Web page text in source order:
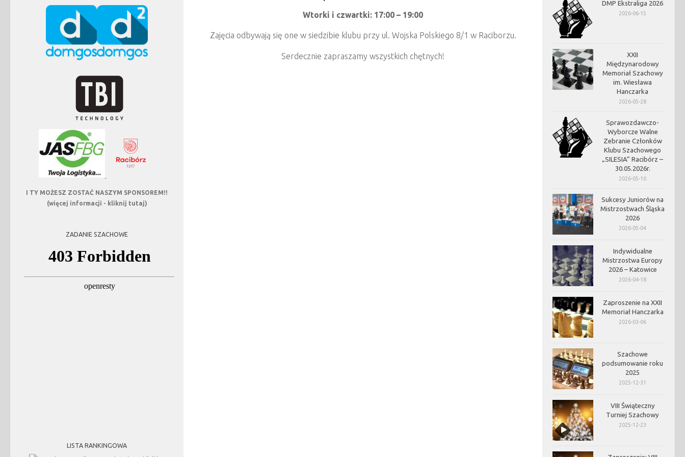
Wtorki i czwartki: 17:00 – 19:00
Zajęcia odbywają się one w siedzibie klubu przy ul. Wojska Polskiego 8/1 w Raciborzu.
Serdecznie zapraszamy wszystkich chętnych!
I TY MOŻESZ ZOSTAĆ NASZYM SPONSOREM!!
(więcej informacji - kliknij tutaj)
ZADANIE SZACHOWE
LISTA RANKINGOWA
DMP Ekstraliga 2026
2026-06-15
XXII
Międzynarodowy
Memoriał Szachowy
im. Wiesława
Hanczarka
2026-05-28
Sprawozdawczo-
Wyborcze Walne
Zebranie Członków
Klubu Szachowego
„SILESIA” Racibórz –
30.05.2026r.
2026-05-10
Sukcesy Juniorów na
Mistrzostwach Śląska
2026
2026-05-04
Indywidualne
Mistrzostwa Europy
2026 – Katowice
2026-04-18
Zaproszenie na XXII
Memoriał Hanczarka
2026-03-06
Szachowe
podsumowanie roku
2025
2025-12-31
VIII Świąteczny
Turniej Szachowy
2025-12-23